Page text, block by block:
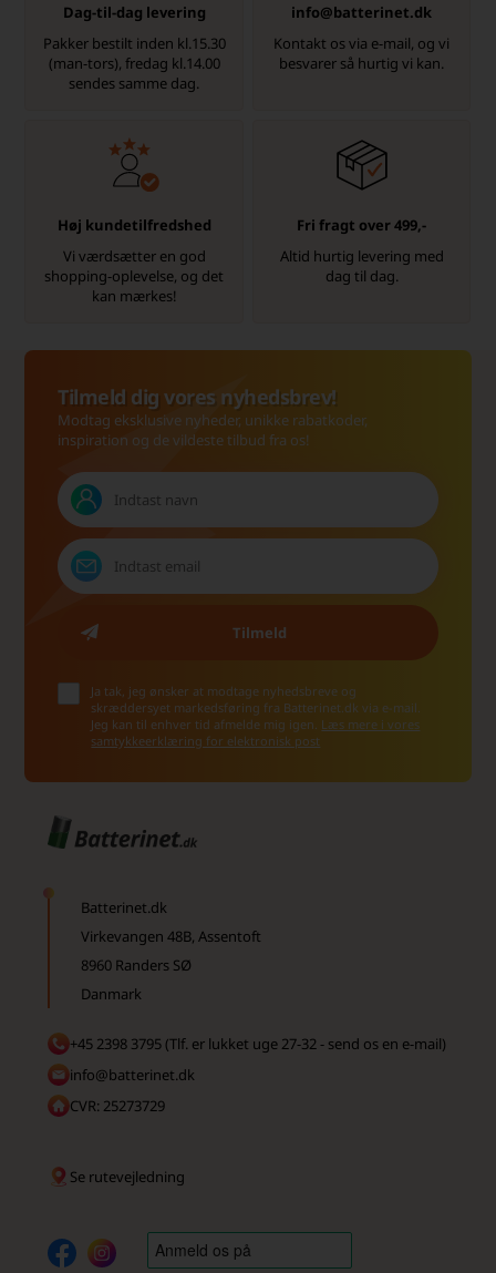
Dag-til-dag levering
Pakker bestilt inden kl.15.30
(man-tors), fredag kl.14.00
sendes samme dag.
info@batterinet.dk
Kontakt os via e-mail, og vi
besvarer så hurtig vi kan.
Høj kundetilfredshed
Vi værdsætter en god
shopping-oplevelse, og det
kan mærkes!
Fri fragt over 499,-
Altid hurtig levering med
dag til dag.
Tilmeld dig vores nyhedsbrev!
Modtag eksklusive nyheder, unikke rabatkoder,
inspiration og de vildeste tilbud fra os!
Ja tak, jeg ønsker at modtage nyhedsbreve og
skræddersyet markedsføring fra Batterinet.dk via e-mail.
Jeg kan til enhver tid afmelde mig igen. Læs mere i vores
samtykkeerklæring for elektronisk post
Batterinet.dk
Virkevangen 48B, Assentoft
8960 Randers SØ
Danmark
+45 2398 3795 (Tlf. er lukket uge 27-32 - send os en e-mail)
info@batterinet.dk
CVR: 25273729
Se rutevejledning